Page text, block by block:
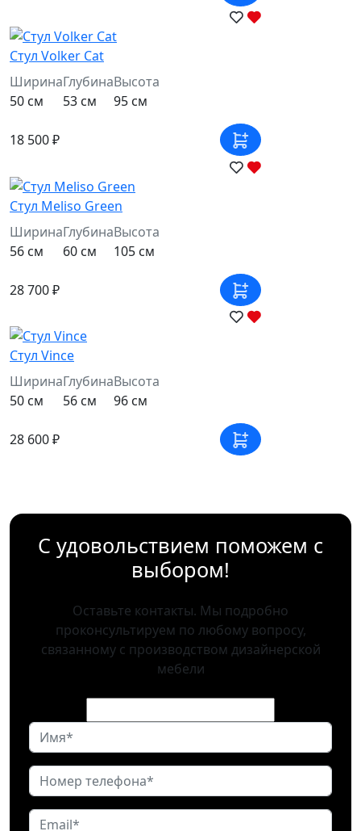
Стул Volker Cat
Ширина
50 см
Глубина
53 см
Высота
95 см
18 500 ₽
Стул Meliso Green
Ширина
56 см
Глубина
60 см
Высота
105 см
28 700 ₽
Стул Vince
Ширина
50 см
Глубина
56 см
Высота
96 см
28 600 ₽
С удовольствием поможем с
выбором!
Оставьте контакты. Мы подробно
проконсультируем по любому вопросу,
связанному с производством дизайнерской
мебели